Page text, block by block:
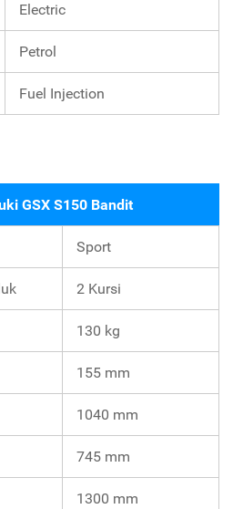
Electric
Petrol
Fuel Injection
GSX S150 Bandit
Sport
2 Kursi
130 kg
155 mm
1040 mm
745 mm
1300 mm